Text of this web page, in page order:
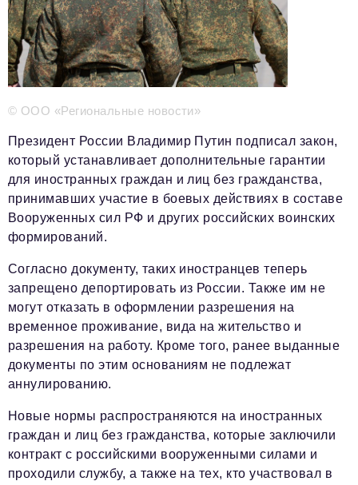
Информационный отдел
info@business-magazine.online
Отдел рекламы
reklama@business-magazine.online
podpiska@business-magazine.online
Отдел по работе с партнерами
partner@business-magazine.online
© ООО «Региональные новости»
Президент России Владимир Путин подписал закон,
который устанавливает дополнительные гарантии
для иностранных граждан и лиц без гражданства,
принимавших участие в боевых действиях в составе
Вооруженных сил РФ и других российских воинских
формирований.
Согласно документу, таких иностранцев теперь
запрещено депортировать из России. Также им не
могут отказать в оформлении разрешения на
временное проживание, вида на жительство и
разрешения на работу. Кроме того, ранее выданные
документы по этим основаниям не подлежат
аннулированию.
Новые нормы распространяются на иностранных
граждан и лиц без гражданства, которые заключили
контракт с российскими вооруженными силами и
проходили службу, а также на тех, кто участвовал в